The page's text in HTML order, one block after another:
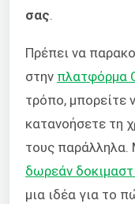
σας
Πρέπει να
στην πλατφόρμα
τρόπο, μπορείτε
κατανοήσετε τη
τους παράλληλα.
δωρεάν
μια ιδέα για το